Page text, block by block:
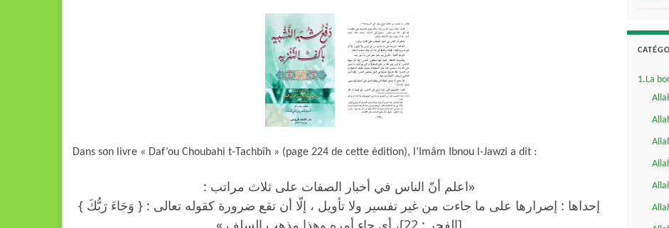
Dans son livre « Daf’ou Choubahi t-Tachbîh » (page 224 de cette édition), l’Imâm Ibnou l-Jawzi a dit :
«اعلم أنّ الناس في أخبار الصفات على ثلاث مراتب :
إحداها : إصرارها على ما جاءت من غير تفسير ولا تأويل ، إلّا أن تقع ضرورة كقوله تعالى : { وَجَاءَ رَبُّكَ }
[الفجر : 22]، أي جاء أمره وهذا مذهب السلف »
1.La